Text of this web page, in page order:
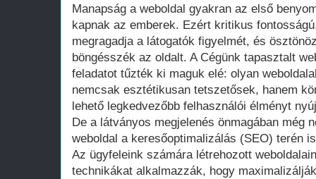
Manapság a weboldal gyakran az első
kapnak az emberek. Ezért kritikus
megragadja a látogatók figyelmét, és
böngésszék az oldalt. A Cégünk tapasztalt
feladatot tűzték ki maguk elé: olyan
nemcsak esztétikusan tetszetősek, hanem
lehető legkedvezőbb felhasználói élményt
De a látványos megjelenés önmagában még
weboldal a keresőoptimalizálás (SEO) terén
Az ügyfeleink számára létrehozott
technikákat alkalmazzák, hogy